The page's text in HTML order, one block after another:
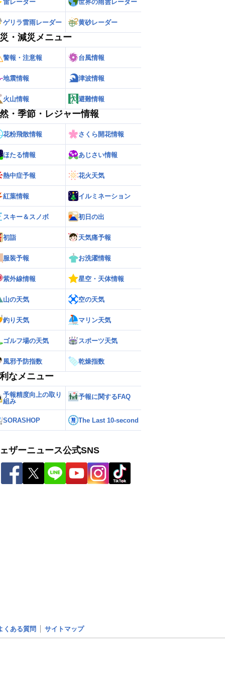
世界の雨雲レーダー
雷レーダー 世界の雨雲レーダー
ゲリラ雷雨レーダー 黄砂レーダー
・減災メニュー
警報・注意報 台風情報
地震情報 津波情報
火山情報 避難情報
・季節・レジャー情報
花粉飛散情報 さくら開花情報
ほたる情報 あじさい情報
熱中症予報 花火天気
紅葉情報 イルミネーション
スキー＆スノボ 初日の出
初詣 天気痛予報
服装予報 お洗濯情報
紫外線情報 星空・天体情報
山の天気 空の天気
釣り天気 マリン天気
ゴルフ場の天気 スポーツ天気
風邪予防指数 乾燥指数
なメニュー
予報精度向上の取り
組み
予報に関するFAQ
SORASHOP The Last 10-second
ザーニュース公式SNS
くある質問 サイトマップ